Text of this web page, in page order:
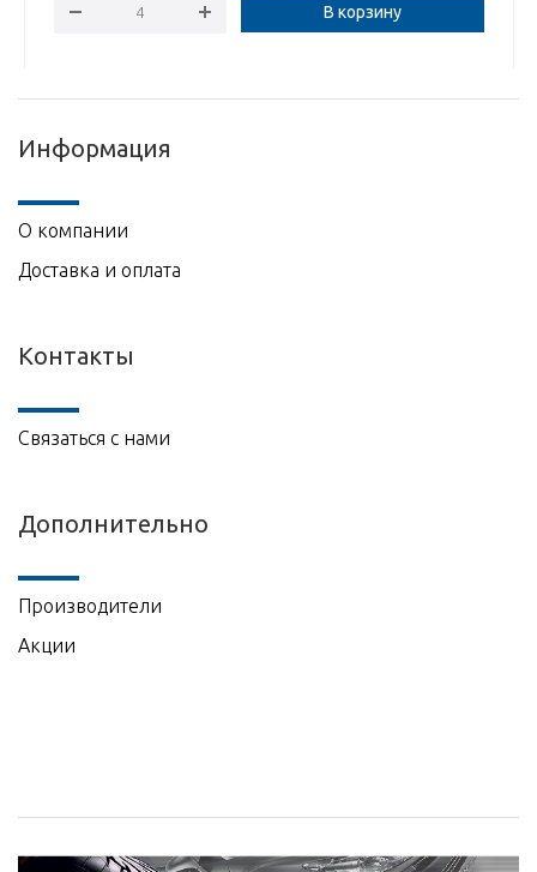
В корзину
Информация
О компании
Доставка и оплата
Контакты
Связаться с нами
Дополнительно
Производители
Акции